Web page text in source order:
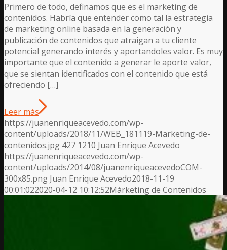
Primero de todo, definamos que es el marketing de
contenidos. Habría que entender como tal la estrategia
de marketing online basada en la generación y
publicación de contenidos que atraigan a tu cliente
potencial generando interés y aportandoles valor. Es muy
importante que el contenido a generar le aporte valor,
que se sientan identificados con el contenido que está
ofreciendo […]
Leer más
https://juanenriqueacevedo.com/wp-
content/uploads/2018/11/WEB_181119-Marketing-de-
contenidos.jpg 427 1210 Juan Enrique Acevedo
https://juanenriqueacevedo.com/wp-
content/uploads/2014/08/juanenriqueacevedoCOM-
300x85.png Juan Enrique Acevedo2018-11-19
00:01:022020-04-12 10:12:52Márketing de Contenidos